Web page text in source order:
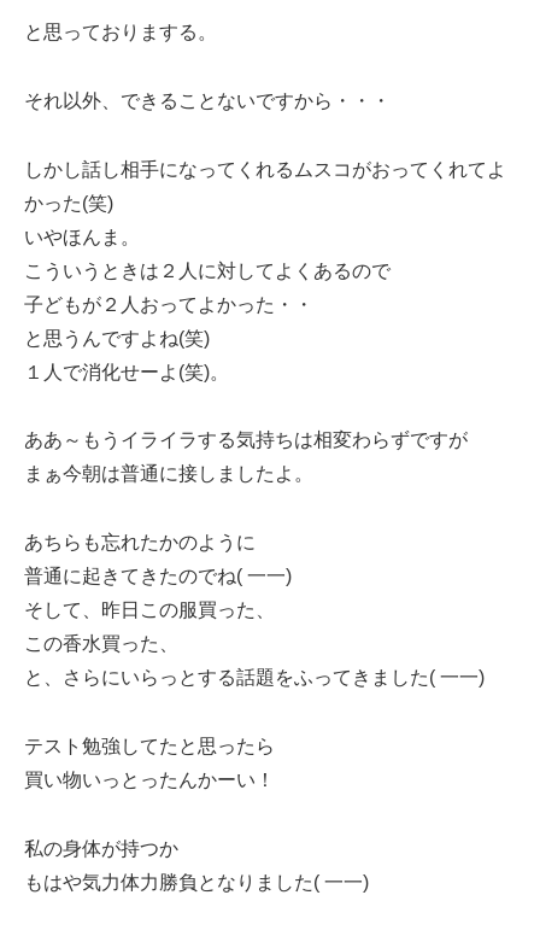
と思っておりまする。
それ以外、できることないですから・・・
しかし話し相手になってくれるムスコがおってくれてよ
かった(笑)
いやほんま。
こういうときは２人に対してよくあるので
子どもが２人おってよかった・・
と思うんですよね(笑)
１人で消化せーよ(笑)。
ああ～もうイライラする気持ちは相変わらずですが
まぁ今朝は普通に接しましたよ。
あちらも忘れたかのように
普通に起きてきたのでね( 一一)
そして、昨日この服買った、
この香水買った、
と、さらにいらっとする話題をふってきました( 一一)
テスト勉強してたと思ったら
買い物いっとったんかーい！
私の身体が持つか
もはや気力体力勝負となりました( 一一)